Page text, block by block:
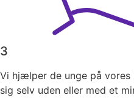
3
​Vi hjælper de unge på
sig selv uden eller med et